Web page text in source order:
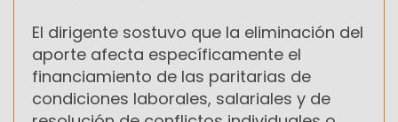
El dirigente sostuvo que la eliminación del
aporte afecta específicamente el
financiamiento de las paritarias de
condiciones laborales, salariales y de